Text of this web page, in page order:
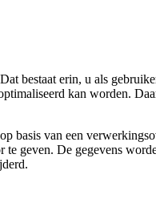
bestaat erin, u als
kan worden.
basis van een
geven. De gegevens